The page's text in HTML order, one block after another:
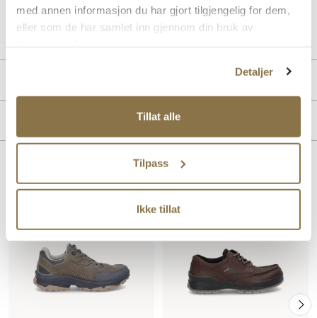
med annen informasjon du har gjort tilgjengelig for dem,
eller som de har samlet inn gjennom din bruk av
Detaljer
Tillat alle
Tilpass
Ikke tillat
Art. nr 02247409
Lev. art. nr838144
Fettet skinn, Nubuk skinn
Såle:Godt grep, Gummi, Støtdempende
Lignende produkter